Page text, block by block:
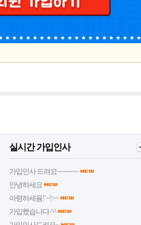
실시간 가입인사
가입인사 드려요~~~~~~
안녕하세요
아령하세윰!`~!><
가입했습니다 ^^